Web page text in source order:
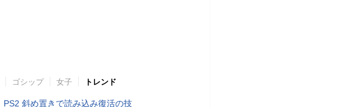
ゴシップ 女子 トレンド
PS2 斜め置きで読み込み復活の技